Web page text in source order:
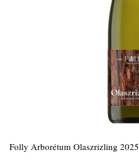
Folly Arborétum Olaszrizling 2025